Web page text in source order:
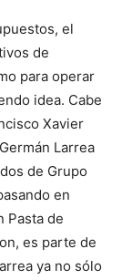
el
de
para operar
idea. Cabe
Xavier
Larrea
de Grupo
en
Pasta de
es parte de
ya no sólo